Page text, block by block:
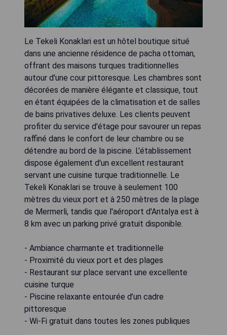
Le Tekeli Konaklari est un hôtel boutique situé
dans une ancienne résidence de pacha ottoman,
offrant des maisons turques traditionnelles
autour d'une cour pittoresque. Les chambres sont
décorées de manière élégante et classique, tout
en étant équipées de la climatisation et de salles
de bains privatives deluxe. Les clients peuvent
profiter du service d'étage pour savourer un repas
raffiné dans le confort de leur chambre ou se
détendre au bord de la piscine. L'établissement
dispose également d'un excellent restaurant
servant une cuisine turque traditionnelle. Le
Tekeli Konaklari se trouve à seulement 100
mètres du vieux port et à 250 mètres de la plage
de Mermerli, tandis que l'aéroport d'Antalya est à
8 km avec un parking privé gratuit disponible.
- Ambiance charmante et traditionnelle
- Proximité du vieux port et des plages
- Restaurant sur place servant une excellente
cuisine turque
- Piscine relaxante entourée d’un cadre
pittoresque
- Wi-Fi gratuit dans toutes les zones publiques